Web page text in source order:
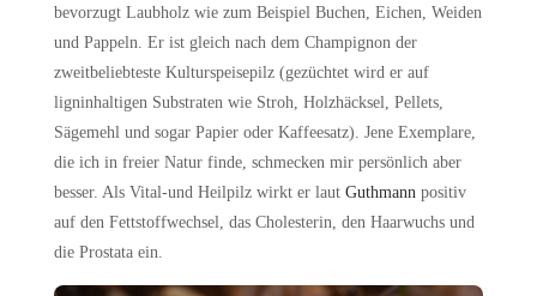
bevorzugt Laubholz wie zum Beispiel Buchen, Eichen, Weiden
und Pappeln. Er ist gleich nach dem Champignon der
zweitbeliebteste Kulturspeisepilz (gezüchtet wird er auf
ligninhaltigen Substraten wie Stroh, Holzhäcksel, Pellets,
Sägemehl und sogar Papier oder Kaffeesatz). Jene Exemplare,
die ich in freier Natur finde, schmecken mir persönlich aber
besser. Als Vital-und Heilpilz wirkt er laut Guthmann positiv
auf den Fettstoffwechsel, das Cholesterin, den Haarwuchs und
die Prostata ein.